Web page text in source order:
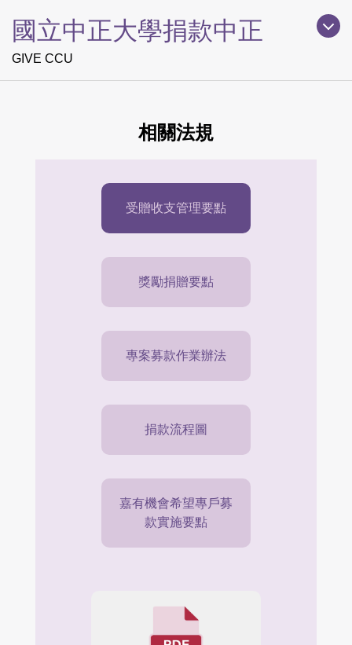
到
國立中正大學捐款中正
GIVE CCU
相關法規
受贈收支管理要點
獎勵捐贈要點
專案募款作業辦法
捐款流程圖
嘉有機會希望專戶募
款實施要點